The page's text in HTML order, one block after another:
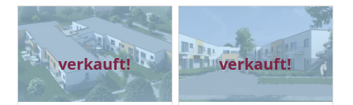
verkauft! verkauft!